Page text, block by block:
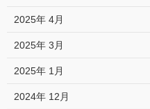
2025年 4月
2025年 3月
2025年 1月
2024年 12月